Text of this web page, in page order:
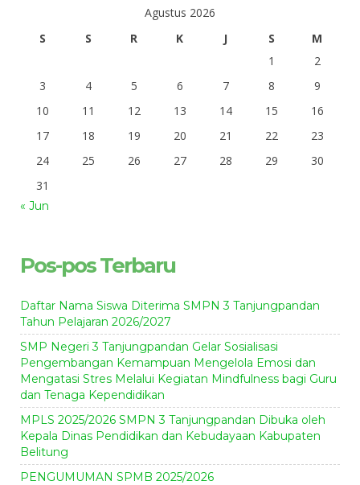
Agustus 2026
S
S R K J S
M
1
2
3
4 5 6 7 8
9
10
11 12 13 14 15
16
17
18 19 20 21 22
23
24
25 26 27 28 29
30
31
« Jun
Pos-pos Terbaru
Daftar Nama Siswa Diterima SMPN 3 Tanjungpandan
Tahun Pelajaran 2026/2027
SMP Negeri 3 Tanjungpandan Gelar Sosialisasi
Pengembangan Kemampuan Mengelola Emosi dan
Mengatasi Stres Melalui Kegiatan Mindfulness bagi Guru
dan Tenaga Kependidikan
MPLS 2025/2026 SMPN 3 Tanjungpandan Dibuka oleh
Kepala Dinas Pendidikan dan Kebudayaan Kabupaten
Belitung
PENGUMUMAN SPMB 2025/2026